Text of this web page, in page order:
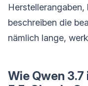
beschreiben die
nämlich lange,
Wie Qwen 3.7